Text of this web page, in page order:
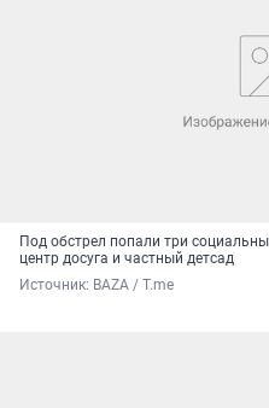
Под обстрел попали три
центр досуга и частный детсад
Источник: BAZA / T.me